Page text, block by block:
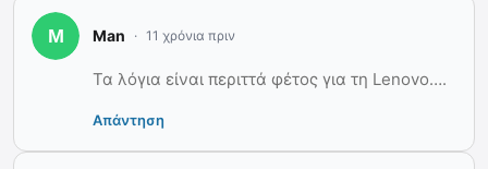
Man 11 χρόνια πριν
Τα λόγια είναι περιττά φέτος για τη Lenovo….
Απάντηση